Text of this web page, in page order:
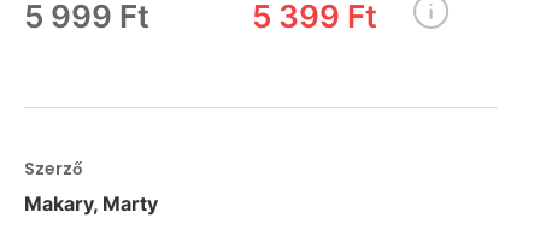
5 999 Ft 5 399 Ft
Szerző
Makary, Marty